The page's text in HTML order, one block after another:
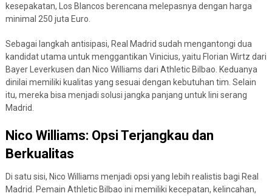
kesepakatan, Los Blancos berencana melepasnya dengan harga
minimal 250 juta Euro.
Sebagai langkah antisipasi, Real Madrid sudah mengantongi dua
kandidat utama untuk menggantikan Vinicius, yaitu Florian Wirtz dari
Bayer Leverkusen dan Nico Williams dari Athletic Bilbao. Keduanya
dinilai memiliki kualitas yang sesuai dengan kebutuhan tim. Selain
itu, mereka bisa menjadi solusi jangka panjang untuk lini serang
Madrid.
Nico Williams: Opsi Terjangkau dan
Berkualitas
Di satu sisi, Nico Williams menjadi opsi yang lebih realistis bagi Real
Madrid. Pemain Athletic Bilbao ini memiliki kecepatan, kelincahan,